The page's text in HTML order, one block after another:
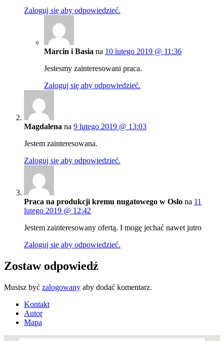
Zaloguj się aby odpowiedzieć.
Marcin i Basia na 10 lutego 2019 @ 11:36
Jestesmy zainteresowani praca.
Zaloguj się aby odpowiedzieć.
Magdalena na 9 lutego 2019 @ 13:03
Jestem zainteresowana.
Zaloguj się aby odpowiedzieć.
Praca na produkcji kremu nugatowego w Oslo na 11
lutego 2019 @ 12:42
Jestem zainteresowany ofertą. I mogę jechać nawet jutro
Zaloguj się aby odpowiedzieć.
Zostaw odpowiedź
Musisz być zalogowany aby dodać komentarz.
Kontakt
Autor
Mapa